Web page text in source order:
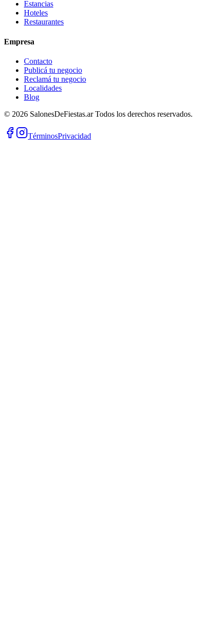
Estancias
Hoteles
Restaurantes
Empresa
Contacto
Publicá tu negocio
Reclamá tu negocio
Localidades
Blog
© 2026 SalonesDeFiestas.arTodos los derechos reservados.
TérminosPrivacidad